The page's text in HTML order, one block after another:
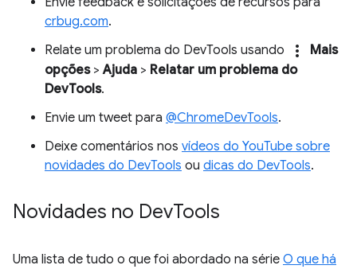
crbug.com.
Relate um problema do DevTools usando
more_vert
Mais
opções>Ajuda > Relatar um problema do
DevTools.
Envie um tweet para @ChromeDevTools.
Deixe comentários nos vídeos do YouTube sobre
novidades do DevTools ou dicas do DevTools.
Novidades no DevTools
Uma lista de tudo o que foi abordado na série O que há